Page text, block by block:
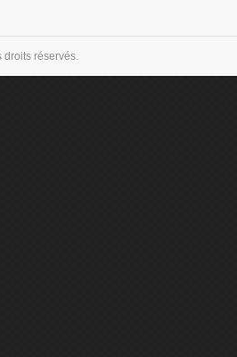
droits réservés.